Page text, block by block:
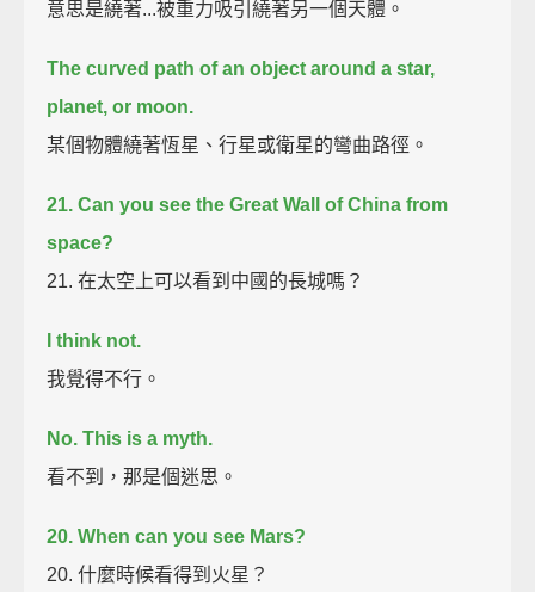
意思是繞著...被重力吸引繞著另一個天體。
The curved path of an object around a star,
planet, or moon.
某個物體繞著恆星、行星或衛星的彎曲路徑。
21. Can you see the Great Wall of China from
space?
21. 在太空上可以看到中國的長城嗎？
I think not.
我覺得不行。
No. This is a myth.
看不到，那是個迷思。
20. When can you see Mars?
20. 什麼時候看得到火星？